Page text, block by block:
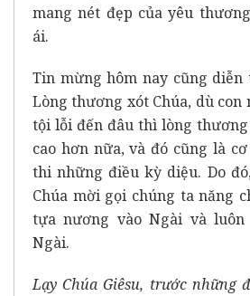
mang nét đẹp của yêu
ái.
Tin mừng hôm nay cũng diễn
Lòng thương xót Chúa, dù con
tội lỗi đến đâu thì lòng thương
cao hơn nữa, và đó cũng là
thi những điều kỳ diệu. Do
Chúa mời gọi chúng ta năng
tựa nương vào Ngài và
Ngài.
Lạy Chúa Giêsu, trước những